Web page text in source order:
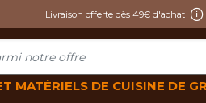
Livraison offerte dès 49€ d'achat
MATÉRIELS DE CUISINE DE